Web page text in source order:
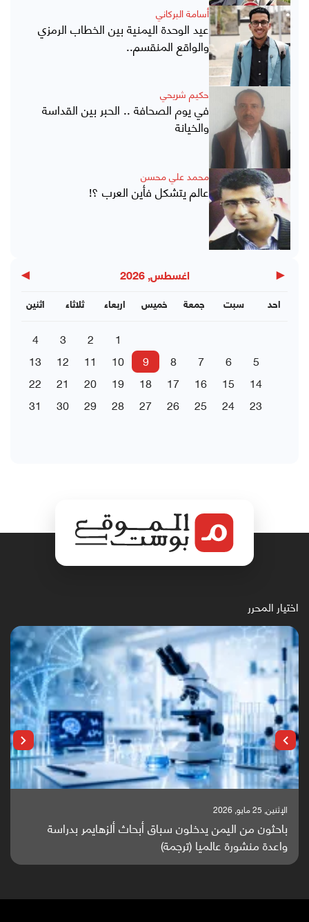
أسامة البركاني
عيد الوحدة اليمنية بين الخطاب الرمزي
والواقع المنقسم..
حكيم شريحي
في يوم الصحافة .. الحبر بين القداسة
والخيانة
محمد علي محسن
عالم يتشكل فأين العرب ؟!
◀ اغسطس, 2026 ▶
اثنين ثلاثاء اربعاء خميس جمعة سبت احد
1
2
3
4
5
6
7
8
9
10
11
12
13
14
15
16
17
18
19
20
21
22
23
24
25
26
27
28
29
30
31
اختيار المحرر
الإثنين, 25 مايو, 2026
باحثون من اليمن يدخلون سباق أبحاث ألزهايمر بدراسة
واعدة منشورة عالميا (ترجمة)